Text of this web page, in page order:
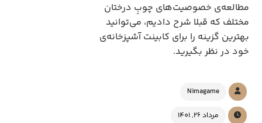
مطالعه‌ی خصوصیت‌های چوبِ درختان
مختلف که قبلا شرح دادیم، می‌توانید
بهترین گزینه را برای کابینت آشپزخانه‌ی
خود در نظر بگیرید.
Nimagame
مرداد 26, 1401